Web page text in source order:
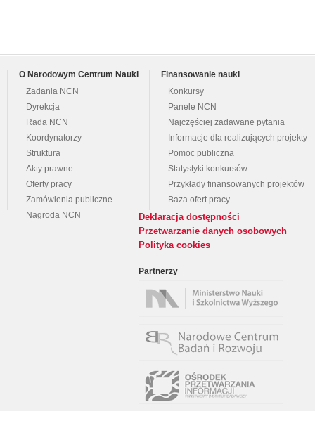
O Narodowym Centrum Nauki
Zadania NCN
Dyrekcja
Rada NCN
Koordynatorzy
Struktura
Akty prawne
Oferty pracy
Zamówienia publiczne
Nagroda NCN
Finansowanie nauki
Konkursy
Panele NCN
Najczęściej zadawane pytania
Informacje dla realizujących projekty
Pomoc publiczna
Statystyki konkursów
Przykłady finansowanych projektów
Baza ofert pracy
Deklaracja dostępności
Przetwarzanie danych osobowych
Polityka cookies
Partnerzy